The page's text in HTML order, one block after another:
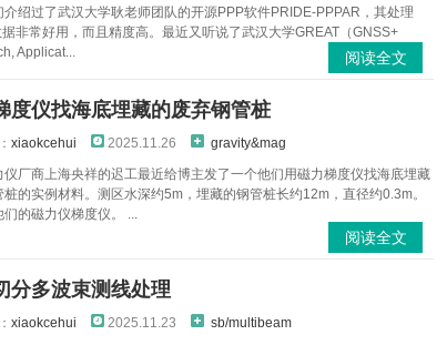
介绍过了武汉大学耿老师团队的开源PPP软件PRIDE-PPPAR，其处理
非常好用，而且精度高。最近又听说了武汉大学GREAT（GNSS+
Applicat...
阅读全文
度仪找海底埋藏的废弃钢管桩
xiaokcehui 2025.11.26
gravity&mag
仪厂商上海央祥的迟工最近给博主发了一个他们用磁力梯度仪找海底埋藏
桩的实例材料。测区水深约5m，埋藏的钢管桩长约12m，直径约0.3m。
们的磁力仪梯度仪。 ...
阅读全文
分多波束测线处理
xiaokcehui 2025.11.23
sb/multibeam